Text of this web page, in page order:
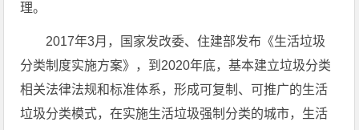
理。
2017年3月，国家发改委、住建部发布《生活垃圾
分类制度实施方案》，到2020年底，基本建立垃圾分类
相关法律法规和标准体系，形成可复制、可推广的生活
垃圾分类模式，在实施生活垃圾强制分类的城市，生活